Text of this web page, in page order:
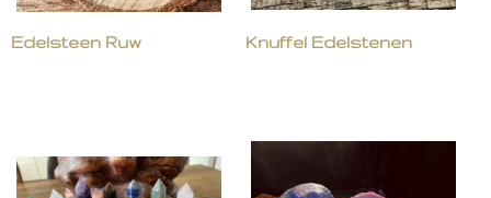
Edelsteen Ruw Knuffel Edelstenen